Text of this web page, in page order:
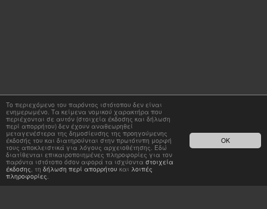
OK
Το περιεχόμενο του παρόντος ιστότοπου δεν είναι
ενημερωμένο. Τα κείμενα νομικού χαρακτήρα που
περιέχονται σε αυτόν (στοιχεία έκδοσης και δήλωση
περί απορρήτου) δεν έχουν αναθεωρηθεί
μεταγενέστερα της δημοσίευσης της προηγούμενης
έκδοσής του και διατηρούνται στην πρωτότυπη μορφή
τους αποκλειστικά για λόγους αρχειοθέτησης. Εδώ
διατίθενται επικαιροποιημένες πληροφορίες για τον
παρόντα ιστότοπο όσον αφορά τα ισχύοντα στοιχεία
έκδοσης, τη δήλωση περί απορρήτου και λοιπές
πληροφορίες.